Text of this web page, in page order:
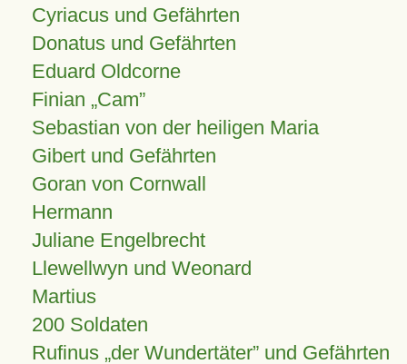
Cyriacus und Gefährten
Donatus und Gefährten
Eduard Oldcorne
Finian Cam
Sebastian von der heiligen Maria
Gibert und Gefährten
Goran von Cornwall
Hermann
Juliane Engelbrecht
Llewellwyn und Weonard
Martius
200 Soldaten
Rufinus „der Wundertäter” und Gefährten